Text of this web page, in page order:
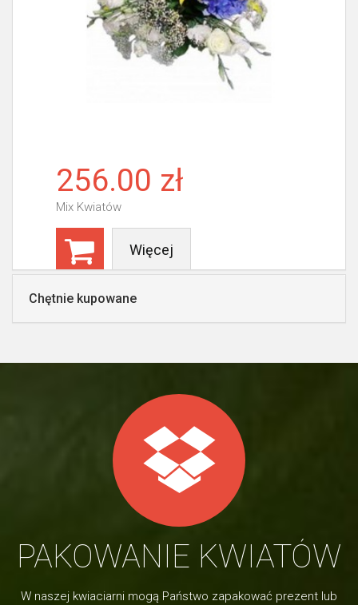
256.00 zł
Mix Kwiatów
Więcej
Chętnie kupowane
PAKOWANIE KWIATÓW
W naszej kwiaciarni mogą Państwo zapakować prezent lub